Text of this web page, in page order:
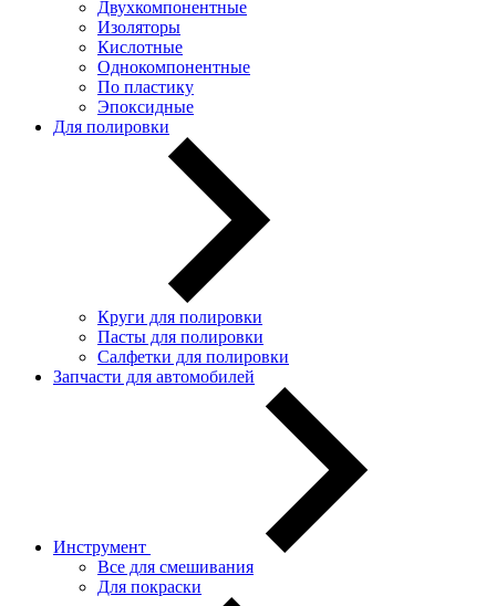
Двухкомпонентные
Изоляторы
Кислотные
Однокомпонентные
По пластику
Эпоксидные
Для полировки
Круги для полировки
Пасты для полировки
Салфетки для полировки
Запчасти для автомобилей
Инструмент
Все для смешивания
Для покраски